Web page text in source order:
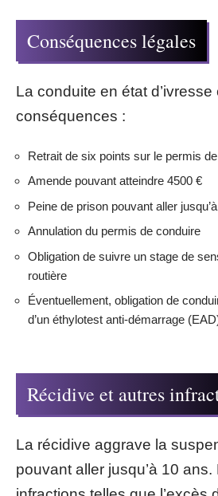
Conséquences légales
La conduite en état
conséquences :
Retrait de six points sur le permis
Amende pouvant atteindre 4500 €
Peine de prison pouvant aller
Annulation du permis de conduire
Obligation de suivre un stage de
routière
Éventuellement, obligation de
d’un éthylotest anti-démarrage
Récidive et autres
La récidive aggrave la
pouvant aller jusqu’à 10 ans.